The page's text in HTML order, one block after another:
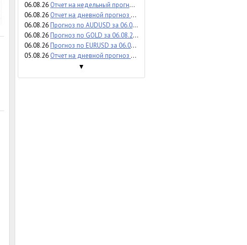
06.08.26 Отчет на недельный прогноз по WTI за 03-07.08.2026
06.08.26 Отчет на дневной прогноз по USDCAD за 05.08.2026
06.08.26Прогноз по AUDUSD за 06.08.2026
06.08.26Прогноз по GOLD за 06.08.2026
06.08.26Прогноз по EURUSD за 06.08.2026
05.08.26 Отчет на дневной прогноз по SP500 за 29.07.2026
▼